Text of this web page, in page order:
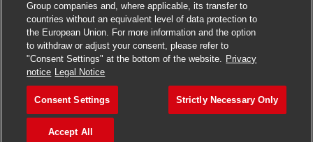
Apply for this job
Save job Postbote (m/w/d) auf
Group companies and, where applicable, its transfer to
countries without an equivalent level of data protection to
the European Union. For more information and the option
to withdraw or adjust your consent, please refer to
"Consent Settings" at the bottom of the website. Privacy
notice Legal Notice
Consent Settings Strictly Necessary Only
Accept All